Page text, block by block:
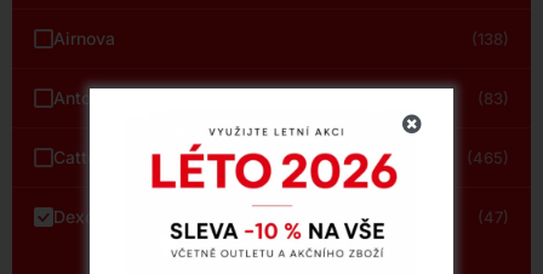
Airnova (138)
Antonello Italia (83)
Cattelan Italia (465)
Dexo (47)